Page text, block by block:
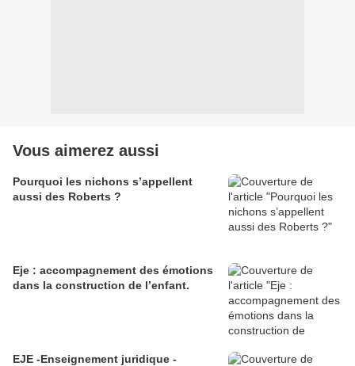
Vous aimerez aussi
Pourquoi les nichons s’appellent
aussi des Roberts ?
Eje : accompagnement des émotions
dans la construction de l’enfant.
EJE -Enseignement juridique -